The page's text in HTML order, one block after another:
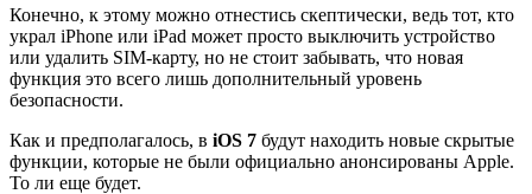
Конечно, к этому можно отнестись скептически, ведь тот, кто
украл iPhone или iPad может просто выключить устройство
или удалить SIM-карту, но не стоит забывать, что новая
функция это всего лишь дополнительный уровень
безопасности.
Как и предполагалось, в iOS 7 будут находить новые скрытые
функции, которые не были официально анонсированы Apple.
То ли еще будет.